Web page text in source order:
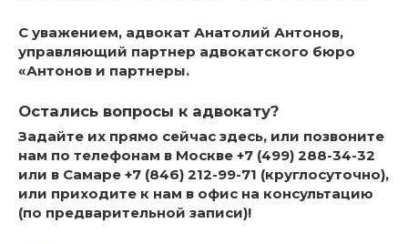
С уважением, адвокат Анатолий Антонов,
управляющий партнер адвокатского бюро
«Антонов и партнеры.
Остались вопросы к адвокату?
Задайте их прямо сейчас здесь, или позвоните
нам по телефонам в Москве +7 (499) 288-34-32
или в Самаре +7 (846) 212-99-71 (круглосуточно),
или приходите к нам в офис на консультацию
(по предварительной записи)!